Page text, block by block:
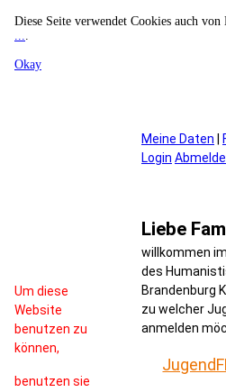
Diese Seite verwendet Cookies auch
....
Okay
Um diese
Website
benutzen zu
können,
benutzen sie
Meine Daten
Login
Liebe
willkommen
des
Brandenburg
zu welcher
anmelden